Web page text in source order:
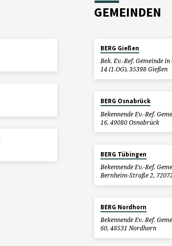
GEMEINDEN
BERG Gießen
Bek. Ev.-Ref. Gemeinde
14 (1.OG), 35398 Gießen
BERG Osnabrück
Bekennende Ev.-Ref.
16, 49080 Osnabrück
BERG Tübingen
Bekennende Ev.-Ref.
Bernheim-Straße 2,
BERG Nordhorn
Bekennende Ev.-Ref.
60, 48531 Nordhorn